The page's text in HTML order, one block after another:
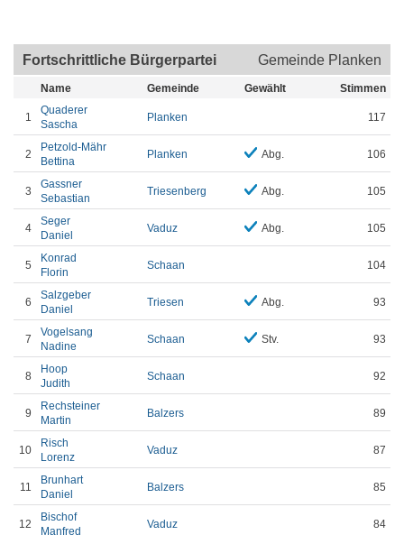
Fortschrittliche Bürgerpartei Gemeinde Planken
Name Gemeinde Gewählt Stimmen
1
Quaderer
Sascha
Planken 117
2
Petzold-Mähr
Bettina
Planken Abg. 106
3
Gassner
Sebastian
Triesenberg Abg. 105
4
Seger
Daniel
Vaduz Abg. 105
5
Konrad
Florin
Schaan 104
6
Salzgeber
Daniel
Triesen Abg. 93
7
Vogelsang
Nadine
Schaan Stv. 93
8
Hoop
Judith
Schaan 92
9
Rechsteiner
Martin
Balzers 89
10
Risch
Lorenz
Vaduz 87
11
Brunhart
Daniel
Balzers 85
12
Bischof
Manfred
Vaduz 84